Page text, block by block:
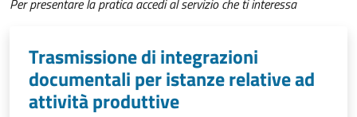
Per presentare la pratica accedi al servizio che ti interessa
Trasmissione di integrazioni
documentali per istanze relative ad
attività produttive